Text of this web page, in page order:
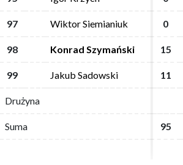
97 Wiktor Siemianiuk 0
98 Konrad Szymański 15
99 Jakub Sadowski 11
Drużyna
Suma 95
97 Wiktor Siemianiuk 0
98 Konrad Szymański 15
99 Jakub Sadowski 11
Drużyna
Suma 95